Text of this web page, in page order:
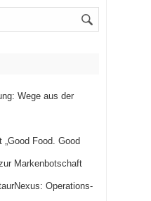
Wege aus der
Food. Good
Markenbotschaft
Operations-